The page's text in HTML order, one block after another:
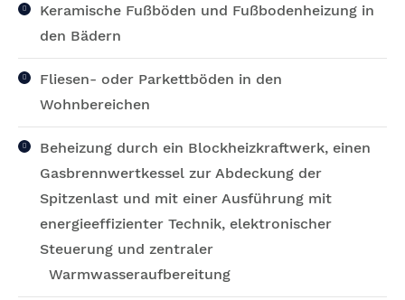
Keramische Fußböden und Fußbodenheizung in
den Bädern
Fliesen- oder Parkettböden in den
Wohnbereichen
Beheizung durch ein Blockheizkraftwerk, einen
Gasbrennwertkessel zur Abdeckung der
Spitzenlast und mit einer Ausführung mit
energieeffizienter Technik, elektronischer
Steuerung und zentraler
Warmwasseraufbereitung